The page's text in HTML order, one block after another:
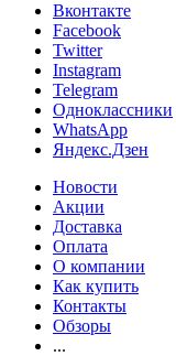
Вконтакте
Facebook
Twitter
Instagram
Telegram
Одноклассники
WhatsApp
Яндекс.Дзен
Новости
Акции
Доставка
Оплата
О компании
Как купить
Контакты
Обзоры
...